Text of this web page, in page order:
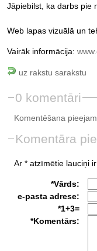
Jāpiebilst, ka darbs pie
Web lapas vizuālā un
Vairāk informācija:
uz rakstu sarakstu
0 komentāri
Komentēšana
Komentāra
Ar * atzīmētie lauciņi
*Vārds:
e-pasta adrese:
*1+3=
*Komentārs: